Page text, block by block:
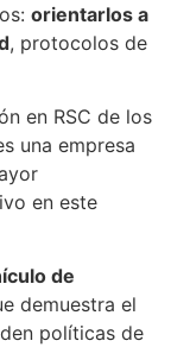
orientarlos a
, protocolos de
en RSC de los
una empresa
en este
de
demuestra el
políticas de